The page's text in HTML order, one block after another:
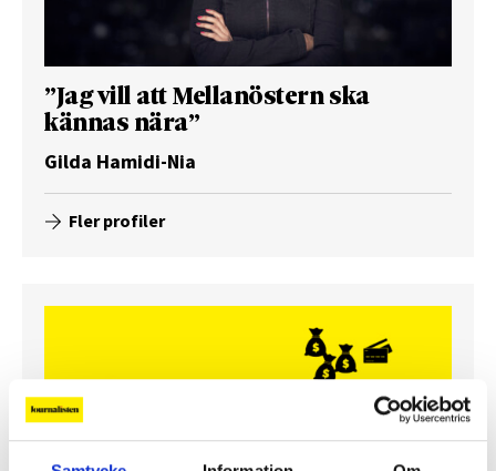
”Jag vill att Mellanöstern ska
kännas nära”
Gilda Hamidi-Nia
Fler profiler